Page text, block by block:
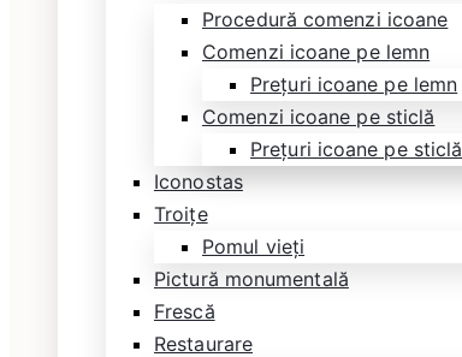
Procedură comenzi icoane
Comenzi icoane pe lemn
Prețuri icoane pe lemn
Comenzi icoane pe sticlă
Prețuri icoane pe sticlă
Iconostas
Troițe
Pomul vieți
Pictură monumentală
Frescă
Restaurare